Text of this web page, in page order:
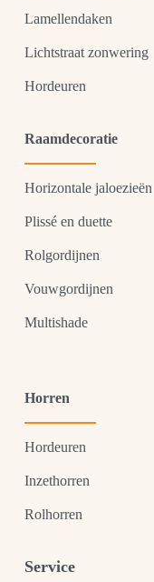
Lamellendaken
Lichtstraat zonwering
Hordeuren
Raamdecoratie
Horizontale jaloezieën
Plissé en duette
Rolgordijnen
Vouwgordijnen
Multishade
Horren
Hordeuren
Inzethorren
Rolhorren
Service